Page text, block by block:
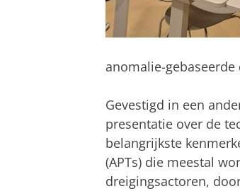
anomalie-
Gevestigd in een
presentatie over de
belangrijkste
(APTs) die meestal
dreigingsactoren,